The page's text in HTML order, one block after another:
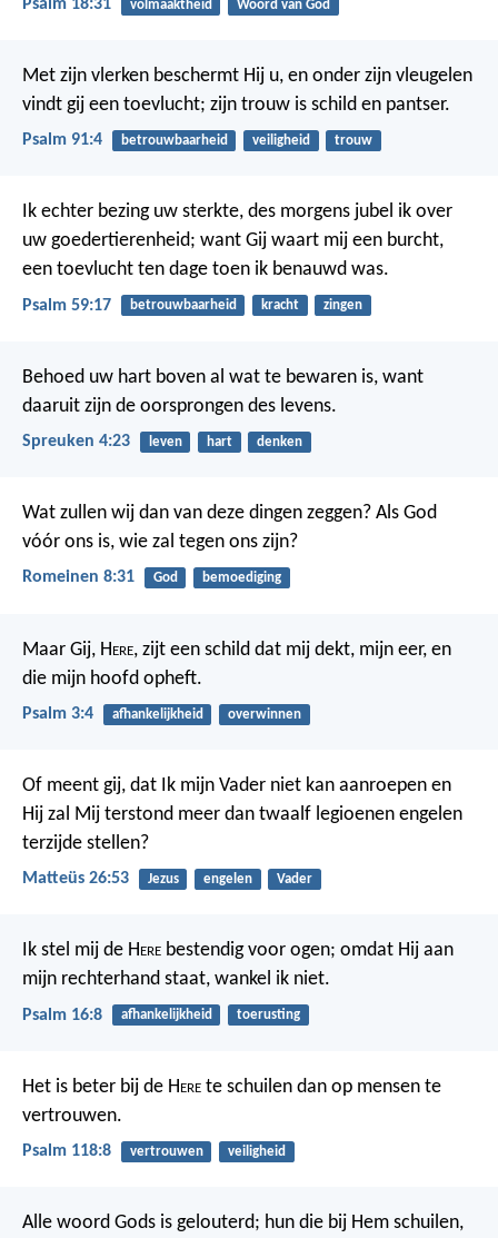
Psalm 18:31 volmaaktheid Woord van God
Met zijn vlerken beschermt Hij u, en onder zijn vleugelen
vindt gij een toevlucht; zijn trouw is schild en pantser.
Psalm 91:4 betrouwbaarheid veiligheid trouw
Ik echter bezing uw sterkte, des morgens jubel ik over
uw goedertierenheid; want Gij waart mij een burcht,
een toevlucht ten dage toen ik benauwd was.
Psalm 59:17 betrouwbaarheid kracht zingen
Behoed uw hart boven al wat te bewaren is, want
daaruit zijn de oorsprongen des levens.
Spreuken 4:23 leven hart denken
Wat zullen wij dan van deze dingen zeggen? Als God
vóór ons is, wie zal tegen ons zijn?
Romeinen 8:31 God bemoediging
Maar Gij, Here, zijt een schild dat mij dekt, mijn eer, en
die mijn hoofd opheft.
Psalm 3:4 afhankelijkheid overwinnen
Of meent gij, dat Ik mijn Vader niet kan aanroepen en
Hij zal Mij terstond meer dan twaalf legioenen engelen
terzijde stellen?
Matteüs 26:53 Jezus engelen Vader
Ik stel mij de Here bestendig voor ogen; omdat Hij aan
mijn rechterhand staat, wankel ik niet.
Psalm 16:8 afhankelijkheid toerusting
Het is beter bij de Here te schuilen dan op mensen te
vertrouwen.
Psalm 118:8 vertrouwen veiligheid
Alle woord Gods is gelouterd; hun die bij Hem schuilen,